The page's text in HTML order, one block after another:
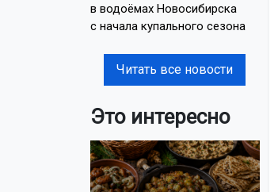
в водоёмах Новосибирска
с начала купального сезона
Читать все новости
Это интересно